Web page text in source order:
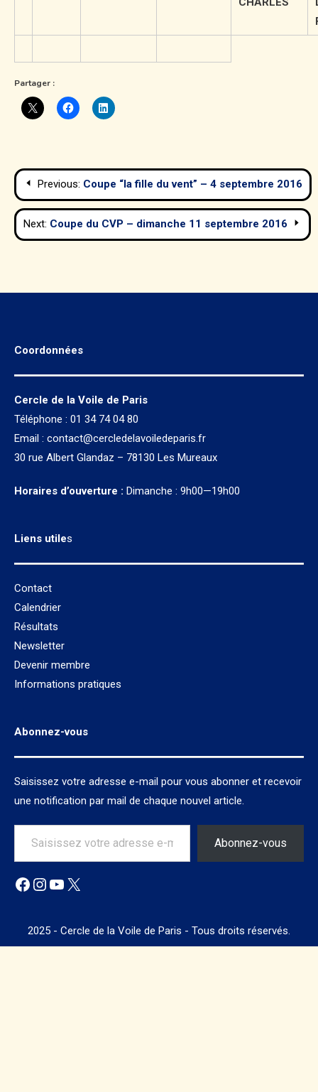
Partager :
Navigation
de
l’article
Previous: Coupe “la fille du vent” – 4 septembre 2016
Next: Coupe du CVP – dimanche 11 septembre 2016
Coordonnées
Cercle de la Voile de Paris
Téléphone : 01 34 74 04 80
Email : contact@cercledelavoiledeparis.fr
30 rue Albert Glandaz – 78130 Les Mureaux
Horaires d’ouverture : Dimanche : 9h00—19h00
Liens utiles
Contact
Calendrier
Résultats
Newsletter
Devenir membre
Informations pratiques
Abonnez-vous
Saisissez votre adresse e-mail pour vous abonner et recevoir
une notification par mail de chaque nouvel article.
Saisissez votre adresse e-mail…
Abonnez-vous
Facebook
Instagram
YouTube
X
2025 - Cercle de la Voile de Paris - Tous droits réservés.